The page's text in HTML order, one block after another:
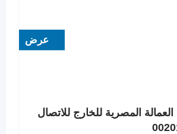
عرض
المصرية للخارج للاتصال